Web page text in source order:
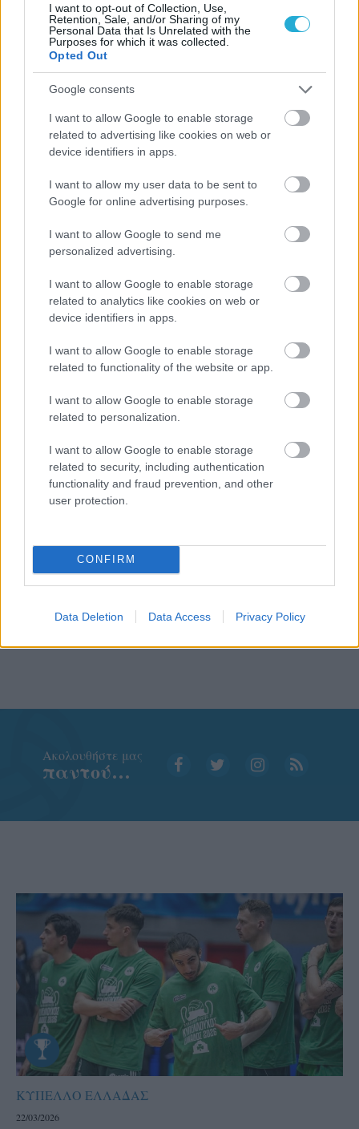
I want to opt-out of Collection, Use,
Retention, Sale, and/or Sharing of my
Personal Data that Is Unrelated with the
Purposes for which it was collected.
Opted Out
Google consents
I want to allow Google to enable storage
related to advertising like cookies on web or
device identifiers in apps.
I want to allow my user data to be sent to
Google for online advertising purposes.
I want to allow Google to send me
personalized advertising.
I want to allow Google to enable storage
related to analytics like cookies on web or
device identifiers in apps.
I want to allow Google to enable storage
related to functionality of the website or app.
I want to allow Google to enable storage
related to personalization.
I want to allow Google to enable storage
related to security, including authentication
functionality and fraud prevention, and other
user protection.
CONFIRM
Data Deletion Data Access Privacy Policy
ΗΛΙΑΣ ΠΑΠΑΪΩΑΝΝΟΥ
Αναγνώριση και σεβασμός
οι σημαντικότερες νίκες του
Aκολουθήστε μας
παντού…
ΚΥΠΕΛΛΟ ΕΛΛΑΔΑΣ
22/03/2026